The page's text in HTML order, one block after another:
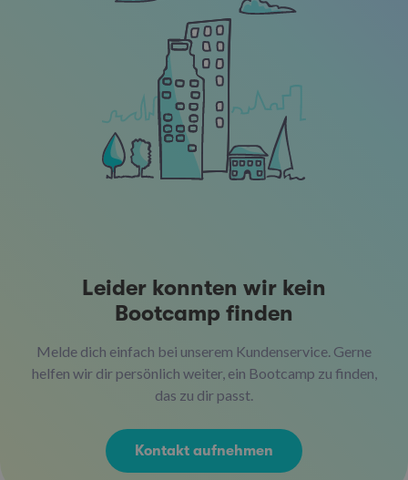
Leider konnten wir kein
Bootcamp finden
Melde dich einfach bei unserem Kundenservice. Gerne
helfen wir dir persönlich weiter, ein Bootcamp zu finden,
das zu dir passt.
Kontakt aufnehmen